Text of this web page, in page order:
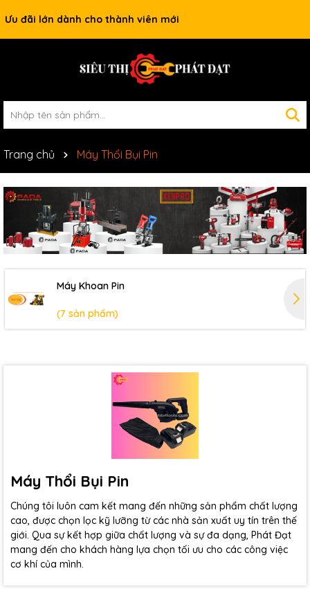
Ưu đãi lớn dành cho thành viên mới
Trang chủ Máy Thổi Bụi Pin
Máy Khoan Pin
(7 sản phẩm)
Máy Thổi Bụi Pin
Chúng tôi luôn cam kết mang đến những sản phẩm chất lượng
cao, được chọn lọc kỹ lưỡng từ các nhà sản xuất uy tín trên thế
giới. Qua sự kết hợp giữa chất lượng và sự đa dạng, Phát Đạt
mang đến cho khách hàng lựa chọn tối ưu cho các công việc
cơ khí của mình.